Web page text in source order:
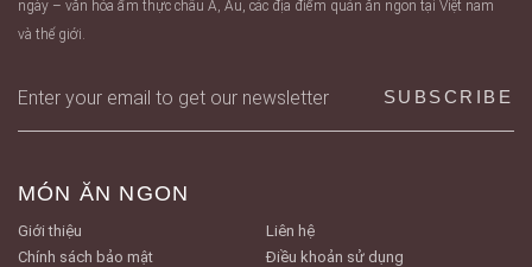
ngày – văn hóa ẩm thực châu Á, Âu, các địa điểm quán ăn ngon tại Việt nam
và thế giới.
MÓN ĂN NGON
Giới thiệu
Liên hệ
Chính sách bảo mật
Điều khoản sử dụng